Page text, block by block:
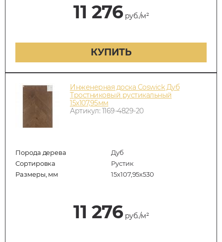
11 276руб./м²
КУПИТЬ
Инженерная доска Coswick Дуб
Тростниковый рустикальный
15х107,95мм
Артикул: 1169-4829-20
Порода дерева
Дуб
Сортировка
Рустик
Размеры, мм
15х107,95х530
11 276руб./м²